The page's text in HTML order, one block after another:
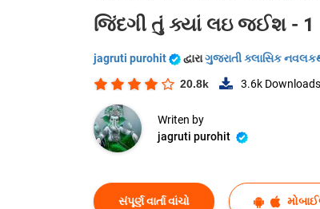
જિંદગી તું ક્યાં લઇ જઈશ - 1
jagruti purohit દ્વારાગુજરાતી ક્લાસિક
20.8k 3.6k Downloads
Writen by
jagruti purohit
સંપૂર્ણ વાર્તા વાંચો